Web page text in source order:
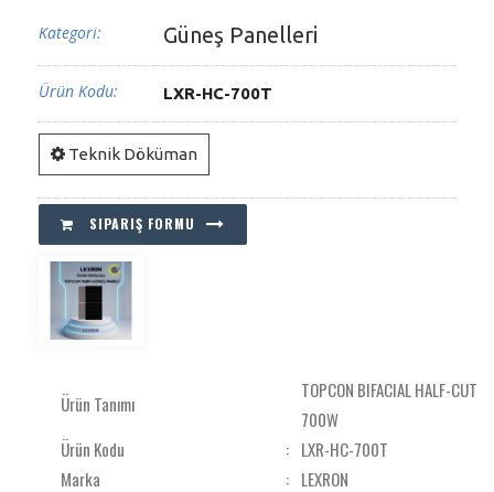
Kategori: Güneş Panelleri
Ürün Kodu: LXR-HC-700T
Teknik Döküman
SIPARIŞ FORMU
Ürün Tanımı
TOPCON BIFACIAL HALF-CUT
700W
Ürün Kodu
: LXR-HC-700T
Marka
: LEXRON